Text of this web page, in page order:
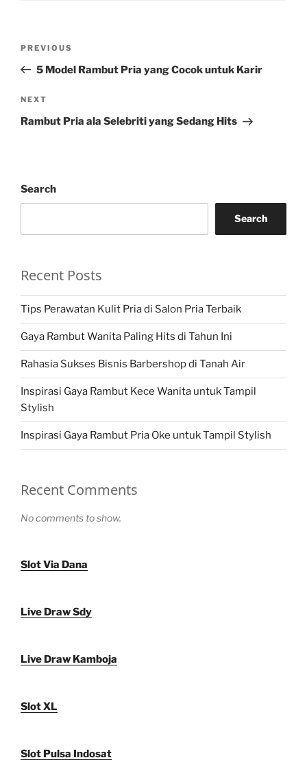
Previous
Post
PREVIOUS
5 Model Rambut Pria yang Cocok untuk Karir
Next
Post
NEXT
Rambut Pria ala Selebriti yang Sedang Hits
Search
Search
Recent Posts
Tips Perawatan Kulit Pria di Salon Pria Terbaik
Gaya Rambut Wanita Paling Hits di Tahun Ini
Rahasia Sukses Bisnis Barbershop di Tanah Air
Inspirasi Gaya Rambut Kece Wanita untuk Tampil
Stylish
Inspirasi Gaya Rambut Pria Oke untuk Tampil Stylish
Recent Comments
No comments to show.
Slot Via Dana
Live Draw Sdy
Live Draw Kamboja
Slot XL
Slot Pulsa Indosat